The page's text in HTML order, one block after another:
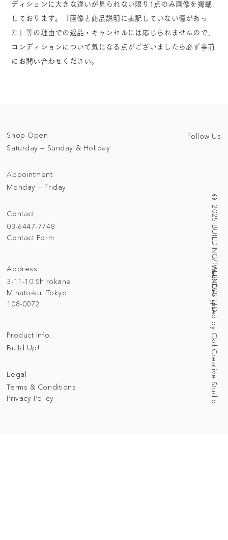
ディションに大きな違いが見られない限り1点のみ画像を掲載
しております。「画像と商品説明に表記していない傷があっ
た」等の理由での返品・キャンセルには応じられませんので、
コンディションについて気になる点がございましたら必ず事前
にお問い合わせください。
Address
3-11-10 Shirokane
Minato-ku, Tokyo
108-0072
© 2025 BUILDING/TALLNESS LTD.
Web Designed by Ckd Creative Studio
Contact
03-6447-7748
Contact Form
Shop Open
Saturday — Sunday & Holiday
Appointment
Monday — Friday
Legal
Terms & Conditions
Privacy Policy
Product Info.
Build Up!
Follow Us